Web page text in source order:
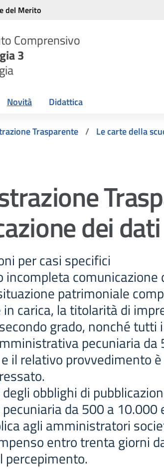
del Merito
Comprensivo
3
Novità Didattica
Trasparente Le carte della
dei dati
per casi specifici
incompleta
patrimoniale
in carica, la titolarità di
grado, nonché tutti
pecuniaria
il relativo provvedimento
obblighi di
da 500 a 10.000
agli amministratori
entro trenta giorni